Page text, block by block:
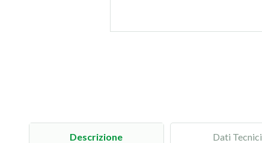
Descrizione Dati Tecnici